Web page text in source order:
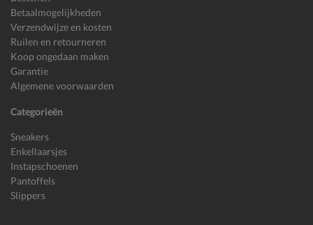
Betaalmogelijkheden
Verzendwijze en kosten
Ruilen en retourneren
Koop ongedaan maken
Garantie
Algemene voorwaarden
Categorieën
Sneakers
Enkellaarsjes
Instapschoenen
Pantoffels
Slippers